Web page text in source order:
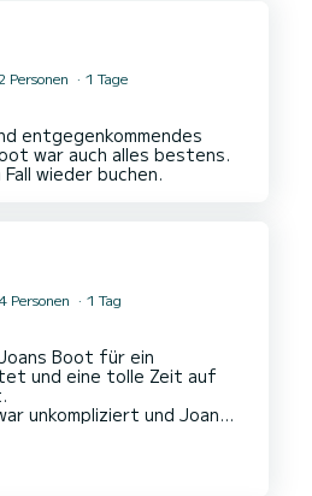
Personen 1 Tage
entgegenkommendes
war auch alles bestens.
Personen 1 Tag
Boot für ein
und eine tolle Zeit auf
unkompliziert und Joan
und gut